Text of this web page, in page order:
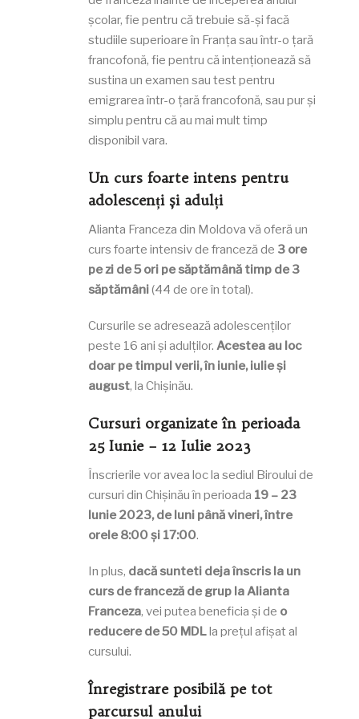
școlar, fie pentru că trebuie să-și facă
studiile superioare în Franța sau într-o țară
francofonă, fie pentru că intenționează să
sustina un examen sau test pentru
emigrarea într-o țară francofonă, sau pur și
simplu pentru că au mai mult timp
disponibil vara.
Un curs foarte intens pentru
adolescenți și adulți
Alianta Franceza din Moldova vă oferă un
curs foarte intensiv de franceză de 3 ore
pe zi de 5 ori pe săptămână timp de 3
săptămâni (44 de ore în total).
Cursurile se adresează adolescenților
peste 16 ani și adulților. Acestea au loc
doar pe timpul verii, în iunie, iulie și
august, la Chișinău.
Cursuri organizate în perioada
25 Iunie – 12 Iulie 2023
Înscrierile vor avea loc la sediul Biroului de
cursuri din Chișinău în perioada 19 – 23
Iunie 2023, de luni până vineri, între
orele 8:00 și 17:00.
In plus, dacă sunteti deja înscris la un
curs de franceză de grup la Alianta
Franceza, vei putea beneficia și de o
reducere de 50 MDLla prețul afișat al
cursului.
Înregistrare posibilă pe tot
parcursul anului